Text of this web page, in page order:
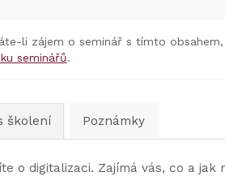
li zájem o seminář s tímto
seminářů.
školení Poznámky
o digitalizaci. Zajímá vás, co a jak